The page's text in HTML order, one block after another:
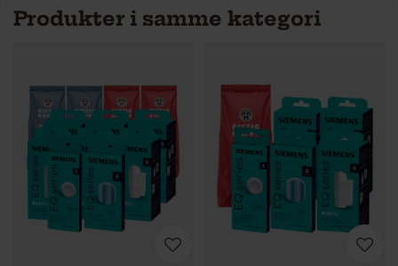
Produkter i samme kategori